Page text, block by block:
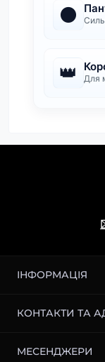
⚫
👑 Для
ІНФОРМАЦІЯ
Доставка і
Повернення
КОНТАКТИ ТА
МЕСЕНДЖЕРИ